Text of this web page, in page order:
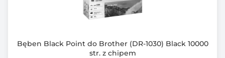
Bęben Black Point do Brother (DR-1030) Black 10000
str. z chipem